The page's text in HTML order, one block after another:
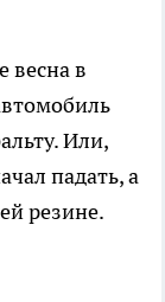
весна в
Или,
падать, а
резине.